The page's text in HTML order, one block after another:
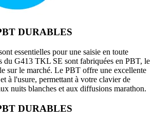
DURABLES
essentielles pour une saisie en toute
du G413 TKL SE sont fabriquées en PBT, le
sur le marché. Le PBT offre une excellente
à l'usure, permettant à votre clavier de
nuits blanches et aux diffusions marathon.
DURABLES